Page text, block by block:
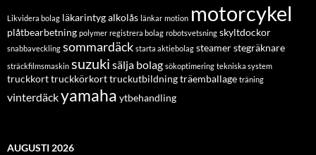
Likvidera bolag läkarintyg alkolås länkar motion motorcykel
plåtbearbetning polymer registrera bolag robotsvetsning skyltdockor
snabbaveckling sommardäck starta aktiebolag steamerstegräknare
sträckfilmsmaskin suzuki sälja bolag sökoptimering tekniska system
truckkorttruckkörkorttruckutbildningträemballage träning
vinterdäckyamaha ytbehandling
AUGUSTI 2026